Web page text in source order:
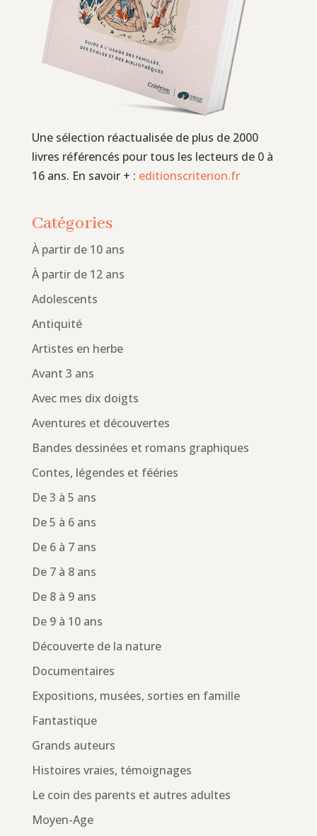
Une sélection réactualisée de plus de 2000
livres référencés pour tous les lecteurs de 0 à
16 ans. En savoir + : editionscriterion.fr
Catégories
À partir de 10 ans
À partir de 12 ans
Adolescents
Antiquité
Artistes en herbe
Avant 3 ans
Avec mes dix doigts
Aventures et découvertes
Bandes dessinées et romans graphiques
Contes, légendes et fééries
De 3 à 5 ans
De 5 à 6 ans
De 6 à 7 ans
De 7 à 8 ans
De 8 à 9 ans
De 9 à 10 ans
Découverte de la nature
Documentaires
Expositions, musées, sorties en famille
Fantastique
Grands auteurs
Histoires vraies, témoignages
Le coin des parents et autres adultes
Moyen-Age